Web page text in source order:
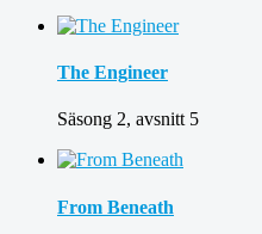
The Engineer
Säsong 2, avsnitt 5
From Beneath